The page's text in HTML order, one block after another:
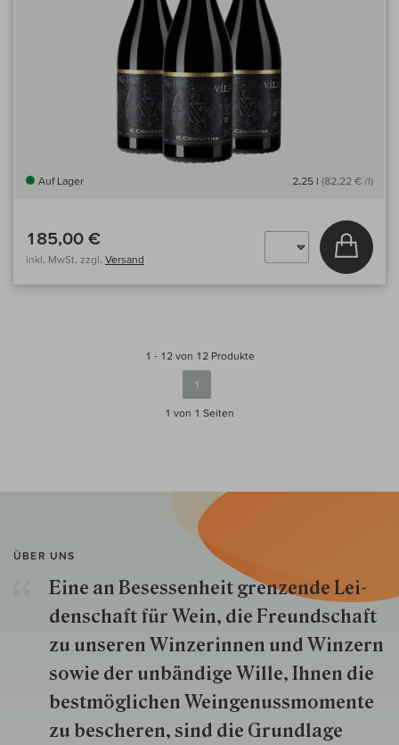
Auf Lager 2,25 l (82,22 € /l)
185,00 €
inkl. MwSt, zzgl. Versand
In
1 - 12 von 12 Produkte
1
1 von 1 Seiten
ÜBER UNS
Eine an Besessenheit gren­zende Lei­
den­schaft für Wein, die Freund­schaft
zu unseren Win­zer­innen und Win­zern
so­wie der un­bän­dige Wille, Ihnen die
best­mög­lich­en Wein­genuss­momente
zu besche­ren, sind die Grund­lage